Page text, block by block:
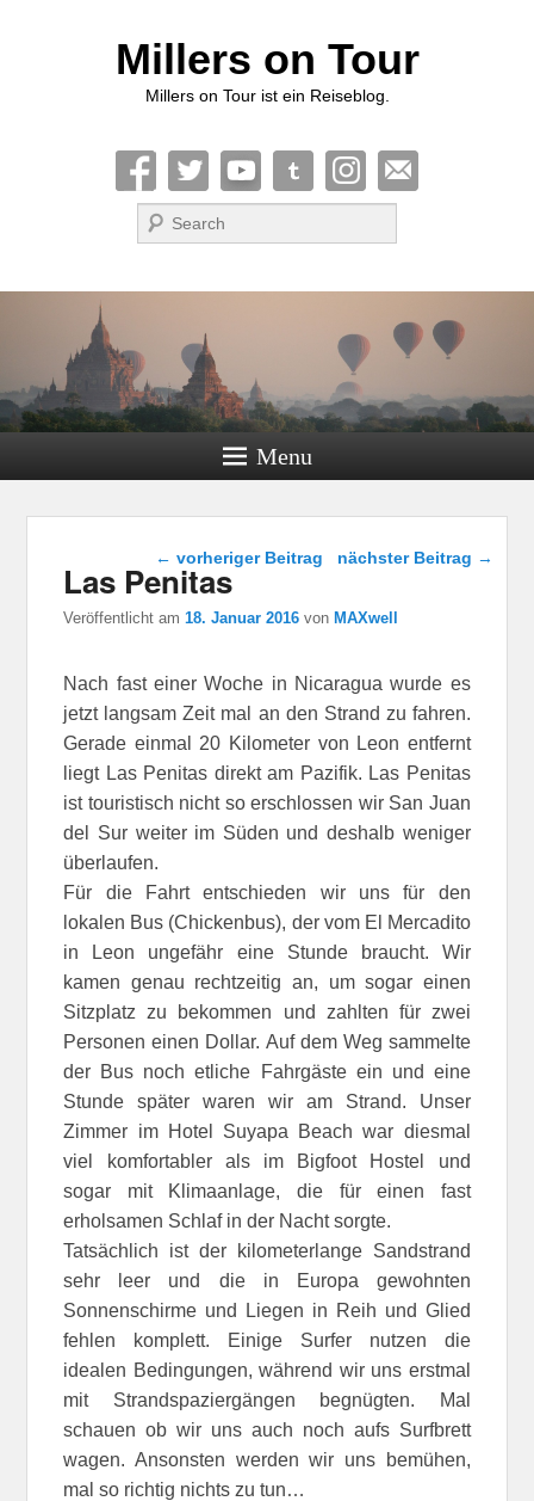
Millers on Tour
Millers on Tour ist ein Reiseblog.
Suche
Menu
Beitragsnavigation
← vorheriger Beitrag nächster Beitrag →
Las Penitas
Veröffentlicht am18. Januar 2016 vonMAXwell
Nach fast einer Woche in Nicaragua wurde es
jetzt langsam Zeit mal an den Strand zu fahren.
Gerade einmal 20 Kilometer von Leon entfernt
liegt Las Penitas direkt am Pazifik. Las Penitas
ist touristisch nicht so erschlossen wir San Juan
del Sur weiter im Süden und deshalb weniger
überlaufen.
Für die Fahrt entschieden wir uns für den
lokalen Bus (Chickenbus), der vom El Mercadito
in Leon ungefähr eine Stunde braucht. Wir
kamen genau rechtzeitig an, um sogar einen
Sitzplatz zu bekommen und zahlten für zwei
Personen einen Dollar. Auf dem Weg sammelte
der Bus noch etliche Fahrgäste ein und eine
Stunde später waren wir am Strand. Unser
Zimmer im Hotel Suyapa Beach war diesmal
viel komfortabler als im Bigfoot Hostel und
sogar mit Klimaanlage, die für einen fast
erholsamen Schlaf in der Nacht sorgte.
Tatsächlich ist der kilometerlange Sandstrand
sehr leer und die in Europa gewohnten
Sonnenschirme und Liegen in Reih und Glied
fehlen komplett. Einige Surfer nutzen die
idealen Bedingungen, während wir uns erstmal
mit Strandspaziergängen begnügten. Mal
schauen ob wir uns auch noch aufs Surfbrett
wagen. Ansonsten werden wir uns bemühen,
mal so richtig nichts zu tun…